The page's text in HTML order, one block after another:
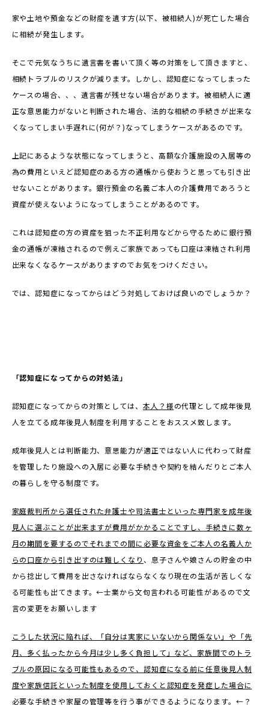
家や土地や預金などの財産を遺す方(以下、被相続人)が死亡した場合
に相続が発生します。
そこで元気なうちに遺言書を書いて頂く等の対策をして頂きますと、
相続トラブルのリスクが減ります。しかし、認知症になってしまった
ケースの場合、、、遺言書が残せない場合があります。被相続人に適
正な意思能力がないと判断された場合、法的な相続の手続きが出来な
くなってしまい手遅れに(何が？)なってしまうケースがあるのです。
上記にあるような状態になってしまうと、高額な介護施設の入居等の
為の費用といえど認知症のある方の通帳から使おうと思っても引き出
せないことがあります。銀行預金の名義ご本人の介護費用であろうと
資産が使えないようになってしまうことがあるのです。
これは認知症の方の資産を狙った不正利用などから守るために銀行預
金の通帳が凍結されるので例えご家族であっても口座は凍結され利用
出来なくなるケースがありますのでお気をつけください。
では、認知症になってからはどう対処しておけば良いのでしょうか？
「認知症になってからの対処法」
認知症になってからの対策としては、 本人？様の代理として成年後見
人を立てる成年後見人制度を利用することをおススメ致します。
成年後見人とは判断能力、意思能力が適正ではない人に代わって財産
を管理したり施設への入居に必要な手続きや契約を結んだりとご本人
の暮らしを守る制度です。
家庭裁判所から選任された弁護士や司法書士といった専門家を成年後
見人に選ぶことが出来ますが費用がかかることですし、手続きに数ヶ
月の期間を要するのでそれまでの間に必要な資金をご本人の名義人か
らの口座から引き出すのは難しくなり 、息子さんや娘さんの貯金の中
から捻出して費用を出さなければならなくなり現在の生活が苦しくな
る可能性も出てきます。←士業から文句言われる可能性があるので文
言の変更をお願いします
こうした状況に陥れば、「自分は実家にいないから関係ない」や「先
月、多く払ったから今月は少し多く負担して」など、家族間でのトラ
ブルの原因になる可能性もあるので、認知症になる前に任意後見人制
度や家族信託といった制度を使用しておくと認知症を発症した場合に
必要な手続きや家屋の管理等を行う事ができるようになります。←？